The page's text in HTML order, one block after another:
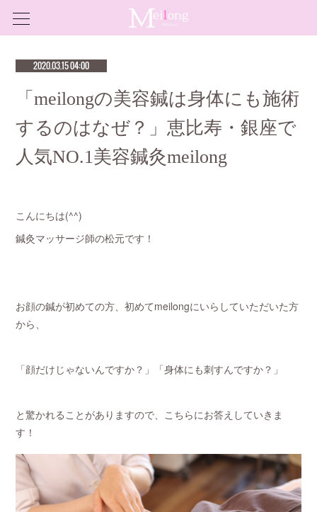
2020.03.15 04:00
「meilongの美容鍼は身体にも施術
するのはなぜ？」恵比寿・銀座で
人気NO.1美容鍼灸meilong
こんにちは(^^)
鍼灸マッサージ師の松元です！
お顔の鍼が初めての方、初めてmeilongにいらしていただいた方
から、
「顔だけじゃないんですか？」「身体にも刺すんですか？」
と驚かれることがありますので、こちらにお答えしていきま
す！